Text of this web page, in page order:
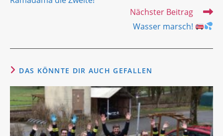
ansehen
Nächster Beitrag
Wasser marsch!
DAS KÖNNTE DIR AUCH GEFALLEN